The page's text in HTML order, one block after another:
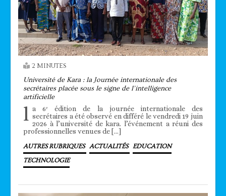
2 MINUTES
Université de Kara : la Journée internationale des
secrétaires placée sous le signe de l’intelligence
artificielle
l a 6ᵉ édition de la journée internationale des
secrétaires a été observé en différé le vendredi 19 juin
2026 à l’université de kara. l’événement a réuni des
professionnelles venues de […]
AUTRES RUBRIQUES ACTUALITÉS EDUCATION
TECHNOLOGIE